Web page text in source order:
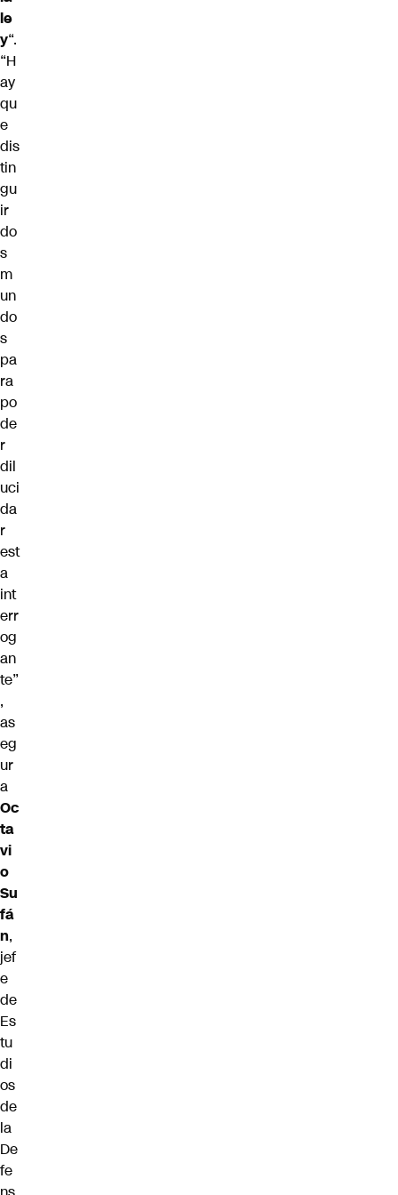
le
y“.
“H
ay
qu
e
dis
tin
gu
ir
do
s
m
un
do
s
pa
ra
po
de
r
dil
uci
da
r
est
a
int
err
og
an
te”
,
as
eg
ur
a
Oc
ta
vi
o
Su
fá
n,
jef
e
de
Es
tu
di
os
de
la
De
fe